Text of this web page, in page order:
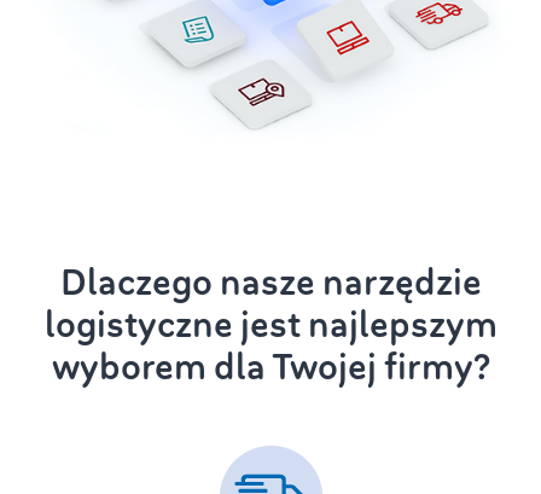
Dlaczego nasze narzędzie
logistyczne jest najlepszym
wyborem dla Twojej firmy?